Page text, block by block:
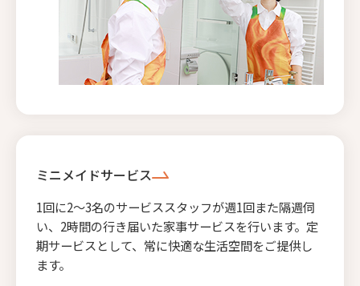
ミニメイドサービス
1回に2〜3名のサービススタッフが週1回また隔週伺
い、2時間の行き届いた家事サービスを行います。定
期サービスとして、常に快適な生活空間をご提供し
ます。